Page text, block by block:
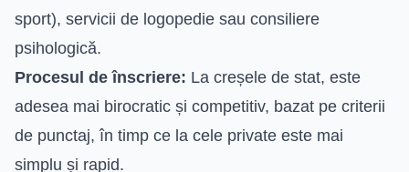
sport), servicii de logopedie sau consiliere
psihologică.
Procesul de înscriere: La creșele de stat, este
adesea mai birocratic și competitiv, bazat pe criterii
de punctaj, în timp ce la cele private este mai
simplu și rapid.